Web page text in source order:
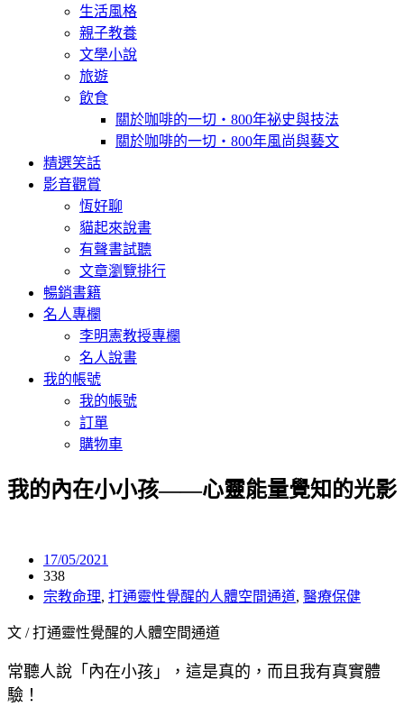
生活風格
親子教養
文學小說
旅遊
飲食
關於咖啡的一切‧800年祕史與技法
關於咖啡的一切‧800年風尚與藝文
精選笑話
影音觀賞
恆好聊
貓起來說書
有聲書試聽
文章瀏覽排行
暢銷書籍
名人專欄
李明憲教授專欄
名人說書
我的帳號
我的帳號
訂單
購物車
我的內在小小孩——心靈能量覺知的光影
17/05/2021
338
宗教命理, 打通靈性覺醒的人體空間通道, 醫療保健
文 / 打通靈性覺醒的人體空間通道
常聽人說「內在小孩」，這是真的，而且我有真實體
驗！